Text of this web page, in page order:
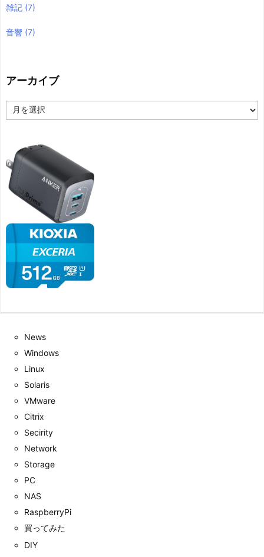
雑記 (7)
音響 (7)
アーカイブ
ー
News
Windows
Linux
Solaris
VMware
Citrix
Secirity
Network
Storage
PC
NAS
RaspberryPi
買ってみた
DIY